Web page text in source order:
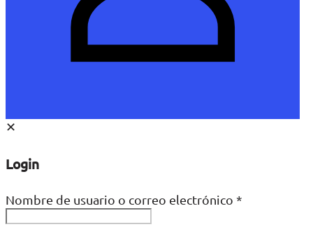
✕
Login
Nombre de usuario o correo electrónico *